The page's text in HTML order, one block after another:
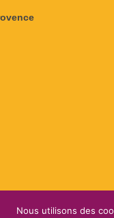
- Copyright le
Nous utilisons des